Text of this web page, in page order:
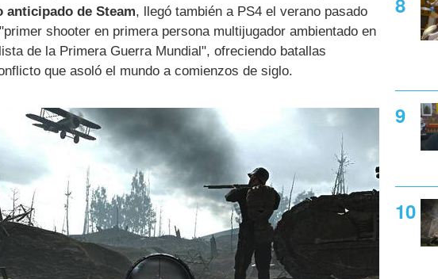
anticipado de Steam, llegó también a PS4 el verano pasado
shooter en primera persona multijugador ambientado en
de la Primera Guerra Mundial", ofreciendo batallas
que asoló el mundo a comienzos de siglo.